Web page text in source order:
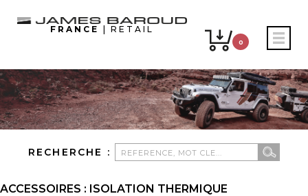
FRANCE | RETAIL
0
RECHERCHE :
ACCESSOIRES : ISOLATION THERMIQUE